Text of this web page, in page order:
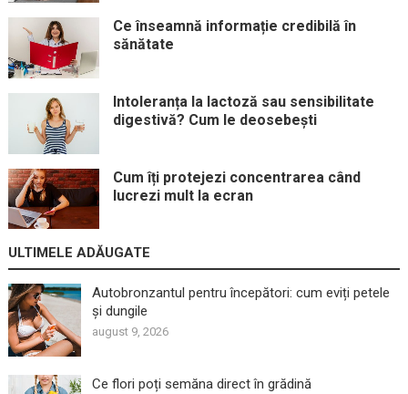
Ce înseamnă informație credibilă în
sănătate
Intoleranța la lactoză sau sensibilitate
digestivă? Cum le deosebești
Cum îți protejezi concentrarea când
lucrezi mult la ecran
ULTIMELE ADĂUGATE
Autobronzantul pentru începători: cum eviți petele
și dungile
august 9, 2026
Ce flori poți semăna direct în grădină